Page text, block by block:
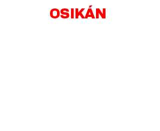
OSIKÁN